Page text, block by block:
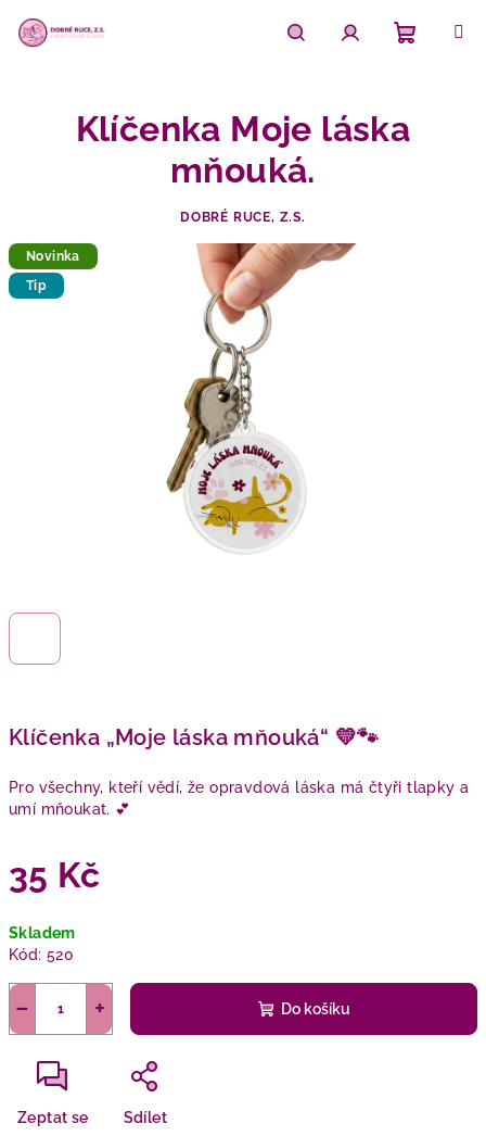
obsah
košík
Klíčenka „Moje láska mňouká“ 💛🐾
Pro všechny, kteří vědí, že opravdová láska má čtyři tlapky a
umí mňoukat. 💕
35 Kč
cena:
Skladem
Kód: 520
+
− Do košíku
Zeptat se Sdílet
Klíčenka Moje láska
mňouká.
DOBRÉ RUCE, Z.S.
Novinka
Tip